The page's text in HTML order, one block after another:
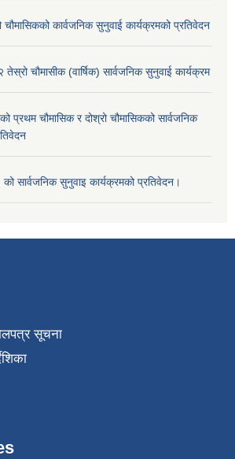
कार्वजनिक सुनुवाई कार्यक्रमको प्रतिवेदन
चौमासीक (वार्षिक) सार्वजनिक सुनुवाई कार्यक्रम
प्रथम चौमासिक र दोश्रो चौमासिकको सार्वजनिक
सार्वजनिक सुनुवाइ कार्यक्रमको प्रतिवेदन।
सूचना